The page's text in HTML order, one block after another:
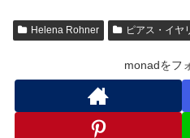
Helena Rohner ピアス・イヤ
monadをフ